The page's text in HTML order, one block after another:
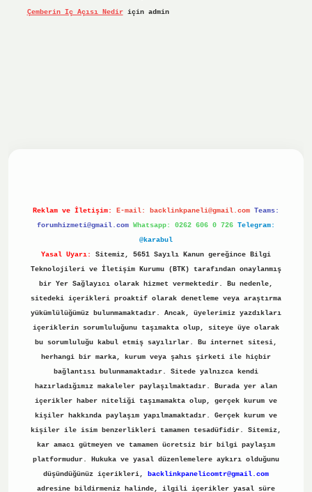
Çemberin Iç Açısı Nediriçin admin
Reklam ve İletişim: E-mail: backlinkpaneli@gmail.com Teams:
forumhizmeti@gmail.com Whatsapp: 0262 606 0 726 Telegram:
@karabul
Yasal Uyarı:
Sitemiz, 5651 Sayılı Kanun gereğince Bilgi
Teknolojileri ve İletişim Kurumu (BTK) tarafından onaylanmış
bir Yer Sağlayıcı olarak hizmet vermektedir. Bu nedenle,
sitedeki içerikleri proaktif olarak denetleme veya araştırma
yükümlülüğümüz bulunmamaktadır. Ancak, üyelerimiz yazdıkları
içeriklerin sorumluluğunu taşımakta olup, siteye üye olarak
bu sorumluluğu kabul etmiş sayılırlar. Bu internet sitesi,
herhangi bir marka, kurum veya şahıs şirketi ile hiçbir
bağlantısı bulunmamaktadır. Sitede yalnızca kendi
hazırladığımız makaleler paylaşılmaktadır. Burada yer alan
içerikler haber niteliği taşımamakta olup, gerçek kurum ve
kişiler hakkında paylaşım yapılmamaktadır. Gerçek kurum ve
kişiler ile isim benzerlikleri tamamen tesadüfidir. Sitemiz,
kar amacı gütmeyen ve tamamen ücretsiz bir bilgi paylaşım
platformudur. Hukuka ve yasal düzenlemelere aykırı olduğunu
düşündüğünüz içerikleri,
backlinkpanelicomtr@gmail.com
adresine bildirmeniz halinde, ilgili içerikler yasal süre